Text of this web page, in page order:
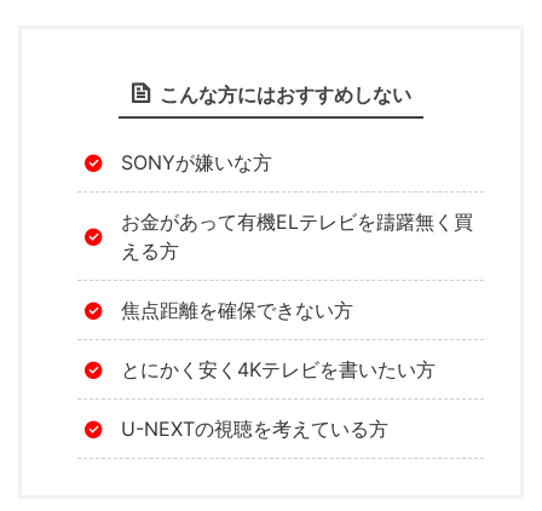
こんな方にはおすすめしない
SONYが嫌いな方
お金があって有機ELテレビを躊躇無く買
える方
焦点距離を確保できない方
とにかく安く4Kテレビを書いたい方
U-NEXTの視聴を考えている方